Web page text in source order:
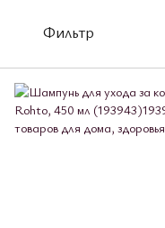
Фильтр